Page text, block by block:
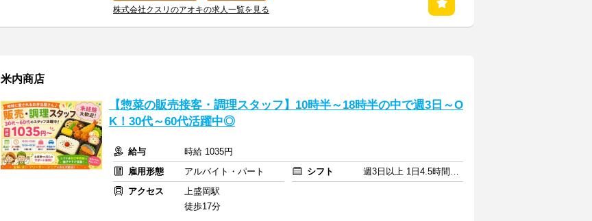
株式会社クスリのアオキの求人一覧を見る
米内商店
【惣菜の販売接客・調理スタッフ】10時半～18時半の中で週3日～O
K！30代～60代活躍中◎
給与
時給 1035円
雇用形態
アルバイト・パート シフト
週3日以上 1日4.5時間以上
アクセス
上盛岡駅
徒歩17分